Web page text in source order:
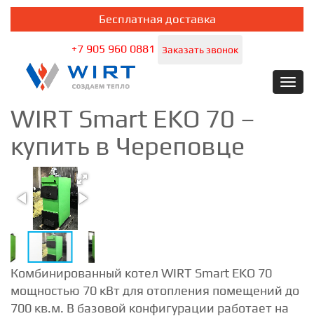
Бесплатная доставка
+7 905 960 0881 Заказать звонок
WIRT Smart EKO 70 –
купить в Череповце
Комбинированный котел WIRT Smart EKO 70
мощностью 70 кВт для отопления помещений до
700 кв.м. В базовой конфигурации работает на